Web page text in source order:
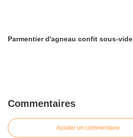
Parmentier d'agneau confit sous-vide
Commentaires
Ajouter un commentaire